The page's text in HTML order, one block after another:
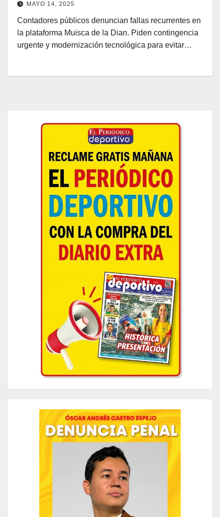
MAYO 14, 2025
Contadores públicos denuncian fallas recurrentes en
la plataforma Muisca de la Dian. Piden contingencia
urgente y modernización tecnológica para evitar…